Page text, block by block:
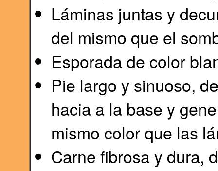
Láminas juntas y
del mismo que el
Esporada de color
Pie largo y sinuoso,
hacia a la base y
mismo color que las
Carne fibrosa y dura,